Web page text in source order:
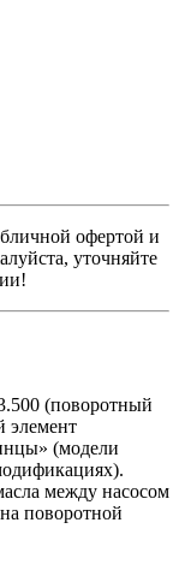
офертой и
уточняйте
(поворотный
элемент
(модели
).
между насосом
на поворотной